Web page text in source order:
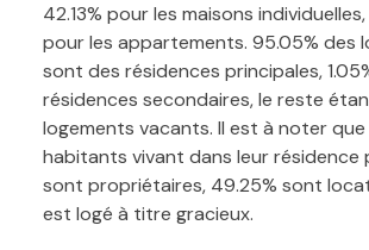
42.13% pour les maisons
pour les appartements. 95.05% des
sont des résidences principales,
résidences secondaires, le reste
logements vacants. Il est à noter que
habitants vivant dans leur résidence
sont propriétaires, 49.25% sont
est logé à titre gracieux.